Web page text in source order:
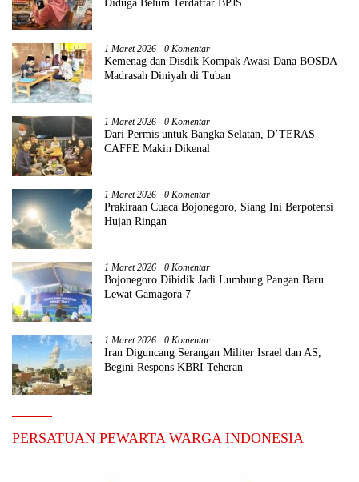
Diduga Belum Terdaftar BPJS
1 Maret 2026 0 Komentar
Kemenag dan Disdik Kompak Awasi Dana BOSDA
Madrasah Diniyah di Tuban
1 Maret 2026 0 Komentar
Dari Permis untuk Bangka Selatan, D’TERAS
CAFFE Makin Dikenal
1 Maret 2026 0 Komentar
Prakiraan Cuaca Bojonegoro, Siang Ini Berpotensi
Hujan Ringan
1 Maret 2026 0 Komentar
Bojonegoro Dibidik Jadi Lumbung Pangan Baru
Lewat Gamagora 7
1 Maret 2026 0 Komentar
Iran Diguncang Serangan Militer Israel dan AS,
Begini Respons KBRI Teheran
PERSATUAN PEWARTA WARGA INDONESIA